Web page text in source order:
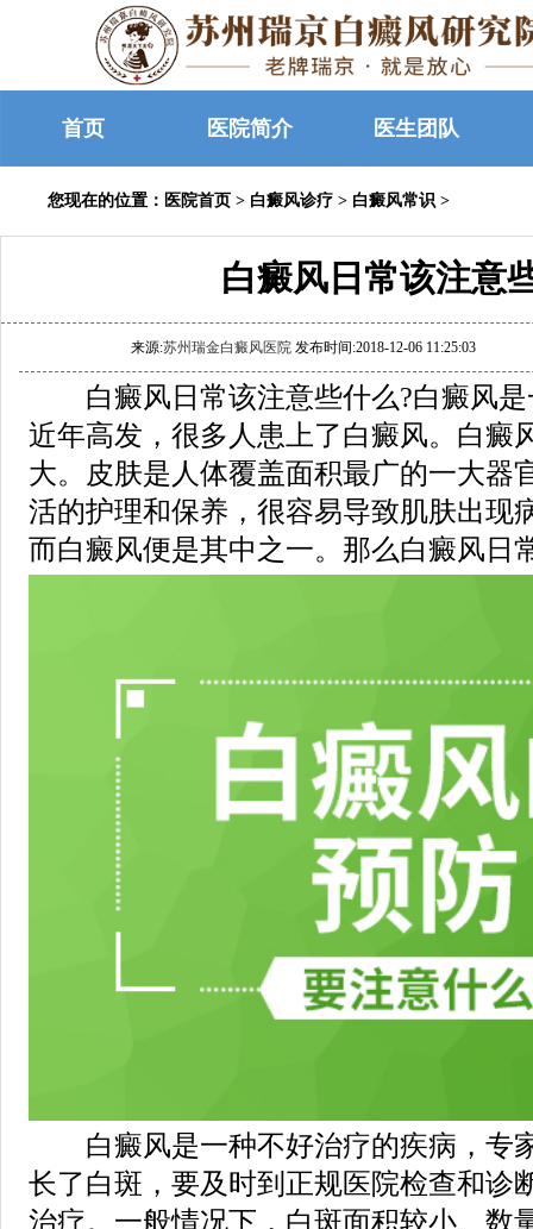
首页 医院简介 医生团队
您现在的位置： 医院首页 > 白癜风诊疗 > 白癜风常识 >
白癜风日常该注意
来源:苏州瑞金白癜风医院 发布时间:2018-12-06 11:25:03
白癜风日常该注意些什么?白癜风是
近年高发，很多人患上了白癜风。白癜
大。皮肤是人体覆盖面积最广的一大器
活的护理和保养，很容易导致肌肤出现
而白癜风便是其中之一。那么白癜风日
白癜风是一种不好治疗的疾病，专
长了白斑，要及时到正规医院检查和诊
治疗。一般情况下，白斑面积较小、数